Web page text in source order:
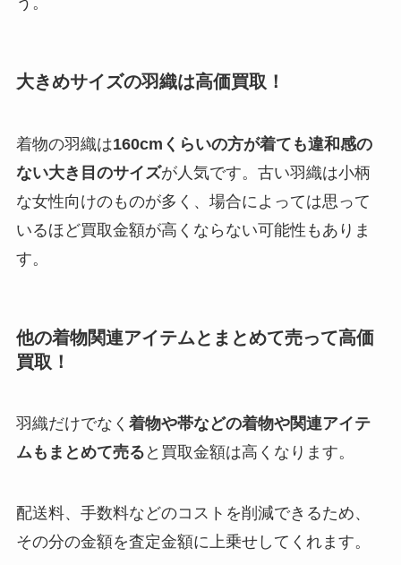
大きめサイズの羽織は高価買取！
着物の羽織は160cmくらいの方が着ても違和感の
ない大き目のサイズが人気です。古い羽織は小柄
な女性向けのものが多く、場合によっては思って
いるほど買取金額が高くならない可能性もありま
す。
他の着物関連アイテムとまとめて売って高価
買取！
羽織だけでなく 着物や帯などの着物や関連アイテ
ムもまとめて売る と買取金額は高くなります。
配送料、手数料などのコストを削減できるため、
その分の金額を査定金額に上乗せしてくれます。